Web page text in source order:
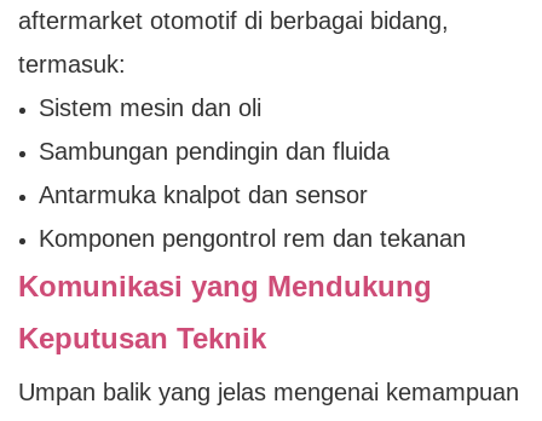
aftermarket otomotif di berbagai bidang,
termasuk:
Sistem mesin dan oli
Sambungan pendingin dan fluida
Antarmuka knalpot dan sensor
Komponen pengontrol rem dan tekanan
Komunikasi yang Mendukung
Keputusan Teknik
Umpan balik yang jelas mengenai kemampuan